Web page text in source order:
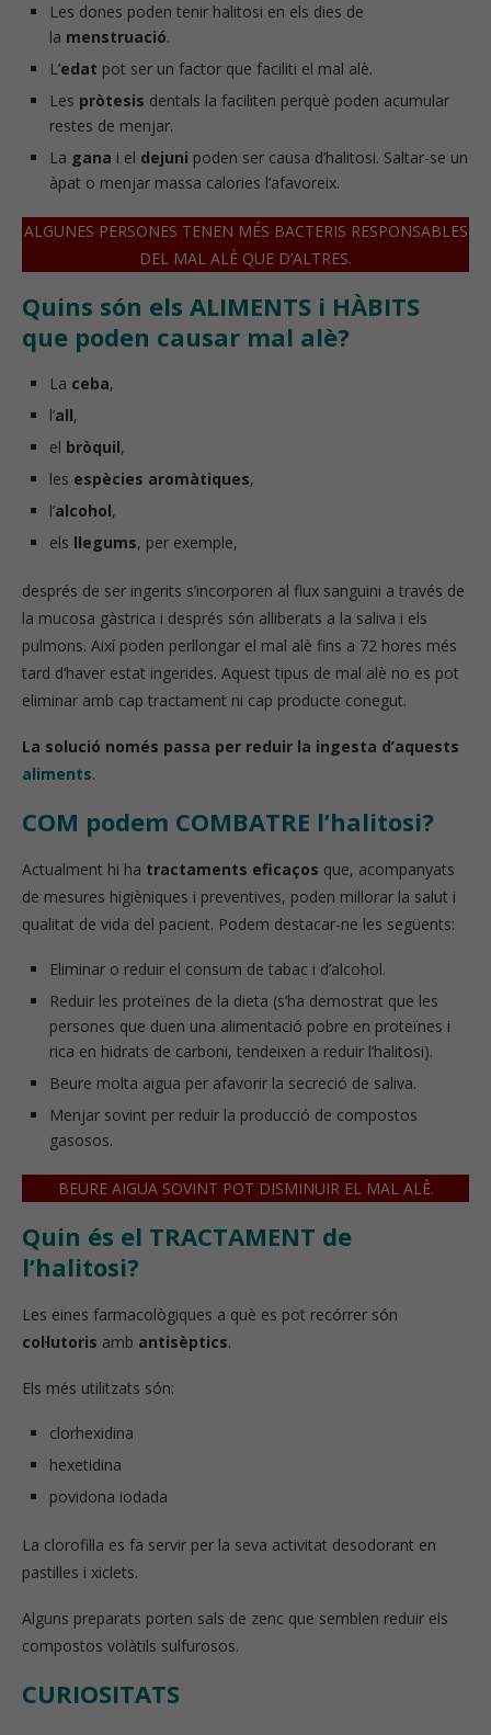
Les dones poden tenir halitosi en els dies de
la menstruació.
L’edat pot ser un factor que faciliti el mal alè.
Les pròtesis dentals la faciliten perquè poden acumular
restes de menjar.
La gana i el dejuni poden ser causa d’halitosi. Saltar-se un
àpat o menjar massa calories l’afavoreix.
ALGUNES PERSONES TENEN MÉS BACTERIS RESPONSABLES
DEL MAL ALÈ QUE D’ALTRES.
Quins són els ALIMENTS i HÀBITS
que poden causar mal alè?
La ceba,
l’all,
el bròquil,
les espècies aromàtiques,
l’alcohol,
els llegums, per exemple,
després de ser ingerits s’incorporen al flux sanguini a través de
la mucosa gàstrica i després són alliberats a la saliva i els
pulmons. Així poden perllongar el mal alè fins a 72 hores més
tard d’haver estat ingerides. Aquest tipus de mal alè no es pot
eliminar amb cap tractament ni cap producte conegut.
La solució només passa per reduir la ingesta d’aquests
aliments.
COM podem COMBATRE l’halitosi?
Actualment hi ha tractaments eficaços que, acompanyats
de mesures higièniques i preventives, poden millorar la salut i
qualitat de vida del pacient. Podem destacar-ne les següents:
Eliminar o reduir el consum de tabac i d’alcohol.
Reduir les proteïnes de la dieta (s’ha demostrat que les
persones que duen una alimentació pobre en proteïnes i
rica en hidrats de carboni, tendeixen a reduir l’halitosi).
Beure molta aigua per afavorir la secreció de saliva.
Menjar sovint per reduir la producció de compostos
gasosos.
BEURE AIGUA SOVINT POT DISMINUIR EL MAL ALÈ.
Quin és el TRACTAMENT de
l’halitosi?
Les eines farmacològiques a què es pot recórrer són
col·lutoris amb antisèptics.
Els més utilitzats són:
clorhexidina
hexetidina
povidona iodada
La clorofil·la es fa servir per la seva activitat desodorant en
pastilles i xiclets.
Alguns preparats porten sals de zenc que semblen reduir els
compostos volàtils sulfurosos.
CURIOSITATS